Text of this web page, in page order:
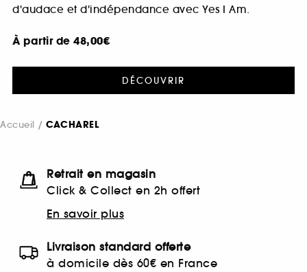
d'audace et d'indépendance avec Yes I Am.
À partir de 48,00€
DÉCOUVRIR
Accueil CACHAREL
Retrait en magasin
Click & Collect en 2h offert
En savoir plus
Livraison standard offerte
à domicile dès 60€ en France